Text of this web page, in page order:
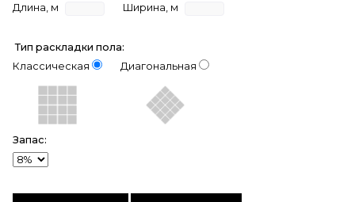
Длина, м
Ширина, м
Тип раскладки пола:
Классическая
Диагональная
Запас: